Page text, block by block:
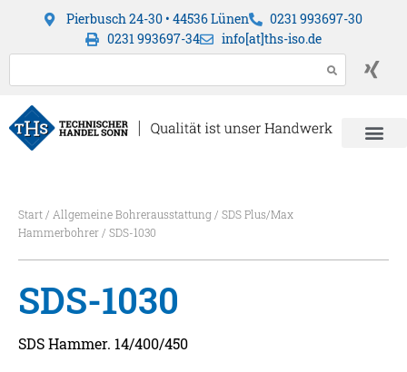
Pierbusch 24-30 • 44536 Lünen
0231 993697-30
0231 993697-34
info[at]ths-iso.de
Start/ Allgemeine Bohrerausstattung/ SDS Plus/Max
Hammerbohrer/ SDS-1030
SDS-1030
SDS Hammer. 14/400/450